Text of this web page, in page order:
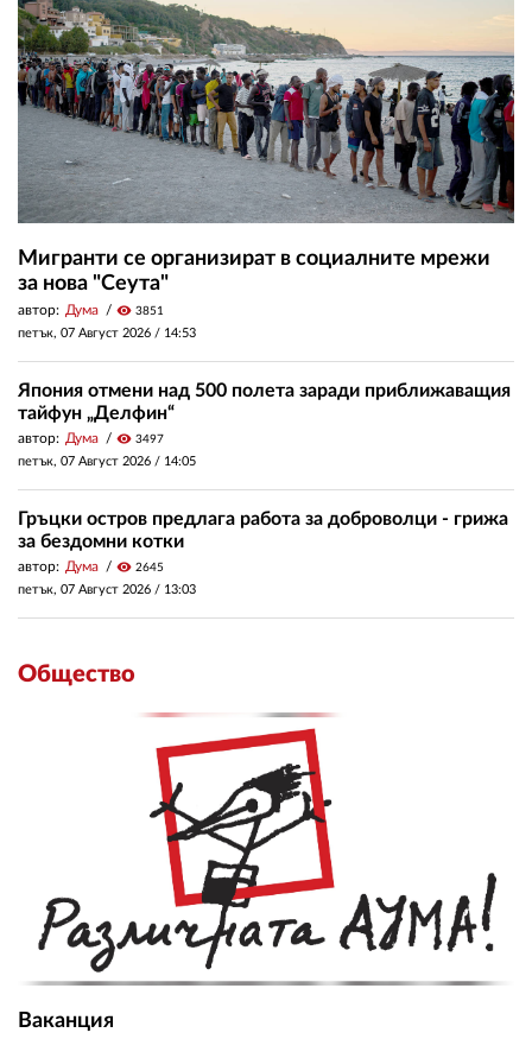
Мигранти се организират в социалните мрежи
за нова "Сеута"
автор: Дума visibility 3851
петък, 07 Август 2026 / 14:53
Япония отмени над 500 полета заради приближаващия
тайфун „Делфин“
автор: Дума visibility 3497
петък, 07 Август 2026 / 14:05
Гръцки остров предлага работа за доброволци - грижа
за бездомни котки
автор: Дума visibility 2645
петък, 07 Август 2026 / 13:03
Общество
Ваканция